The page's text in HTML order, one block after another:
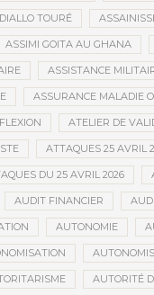
TOURÉ
ASSIMI GOITA AU GHANA
ASSISTANCE
ASSURANCE MALADIE
ATELIER DE
ATTAQUES 25 AVRIL
DU 25 AVRIL 2026
AUDIT FINANCIER
AUTONOMIE
AUTORITÉ